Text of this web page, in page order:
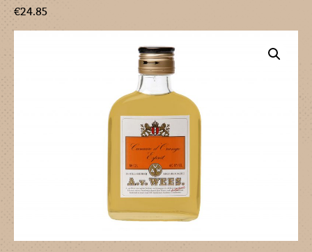
€24.85